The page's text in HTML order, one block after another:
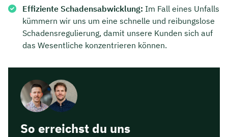
Effiziente Schadensabwicklung: Im Fall eines Unfalls
kümmern wir uns um eine schnelle und reibungslose
Schadensregulierung, damit unsere Kunden sich auf
das Wesentliche konzentrieren können.
So erreichst du uns